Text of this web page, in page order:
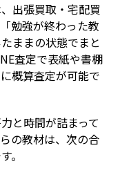
出張買取・宅配買
勉強が終わった教
ままの状態でまと
査定で表紙や書棚
概算査定が可能で
と時間が詰まって
の教材は、次の合
。